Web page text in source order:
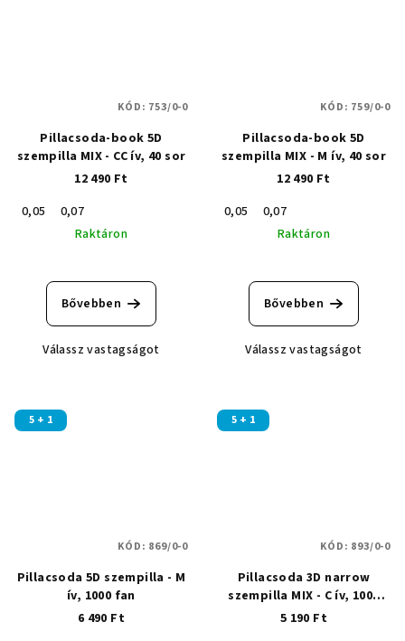
Pillacsoda-book 5D
szempilla MIX - CC ív, 40 sor
12 490 Ft
0,05
0,07
Raktáron
Bővebben
Válassz vastagságot
KÓD: 753/0-0
Pillacsoda-book 5D
szempilla MIX - M ív, 40 sor
12 490 Ft
0,05
0,07
Raktáron
Bővebben
Válassz vastagságot
KÓD: 759/0-0
5 + 1
Pillacsoda 5D szempilla - M
ív, 1000 fan
6 490 Ft
KÓD: 869/0-0
5 + 1
Pillacsoda 3D narrow
szempilla MIX - C ív, 1000
fan
5 190 Ft
KÓD: 893/0-0